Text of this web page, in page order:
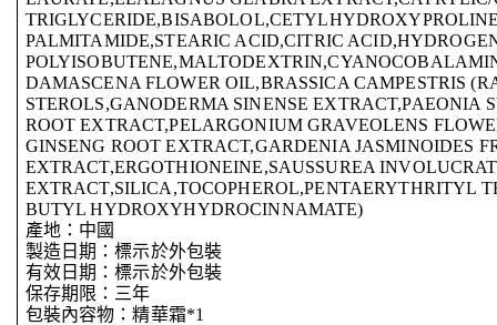
PALMITAMIDE,STEARIC ACID,CITRIC
DAMASCENA FLOWER OIL,BRASSICA CAMPESTRIS
STEROLS,GANODERMA SINENSE EXTRACT,PAEONIA
ROOT EXTRACT,PELARGONIUM GRAVEOLENS
GINSENG ROOT EXTRACT,GARDENIA JASMINOIDES
EXTRACT,ERGOTHIONEINE,SAUSSUREA
EXTRACT,SILICA,TOCOPHEROL,PENTAERYTHRITYL
BUTYL HYDROXYHYDROCINNAMATE)
產地：中國
製造日期：標示於外包裝
有效日期：標示於外包裝
保存期限：三年
包裝內容物：精華霜*1